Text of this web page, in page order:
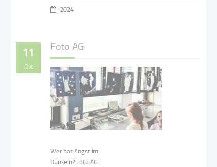
2024
11
Okt
Foto AG
Wer hat Angst im
Dunkeln? Foto AG